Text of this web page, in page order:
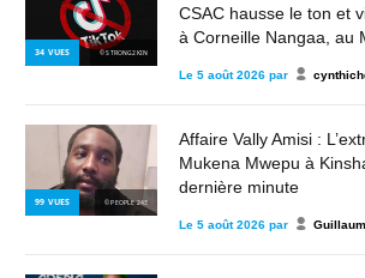
34 VUES © STRONG2KIN
CSAC hausse le ton et
à Corneille Nangaa, au
Le 5 août 2026 par
99 VUES © PEOPLE 243
Affaire Vally Amisi :
Mukena Mwepu à
dernière minute
Le 5 août 2026 par